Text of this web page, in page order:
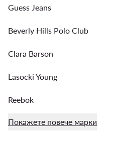
Guess Jeans
Beverly Hills Polo Club
Clara Barson
Lasocki Young
Reebok
Покажете повече марки